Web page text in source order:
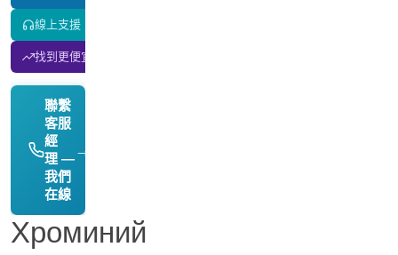
線上支援
找到更便宜的？我們匹配價格！
聯繫
客服
經
理 —
我們
在線
→
Хроминий